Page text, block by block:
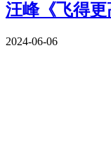
汪峰《飞得
2024-06-06